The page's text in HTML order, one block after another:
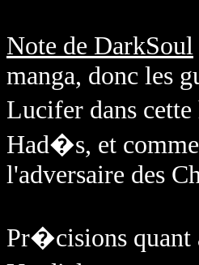
Note de DarkSoul
manga, donc les
Lucifer dans
Had�s, et
l'adversaire des
Pr�cisions